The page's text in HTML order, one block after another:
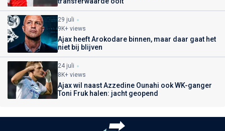
29 juli
9K+ views
Ajax heeft Arokodare binnen, maar daar gaat het
niet bij blijven
24 juli
8K+ views
Ajax wil naast Azzedine Ounahi ook WK-ganger
Toni Fruk halen: jacht geopend